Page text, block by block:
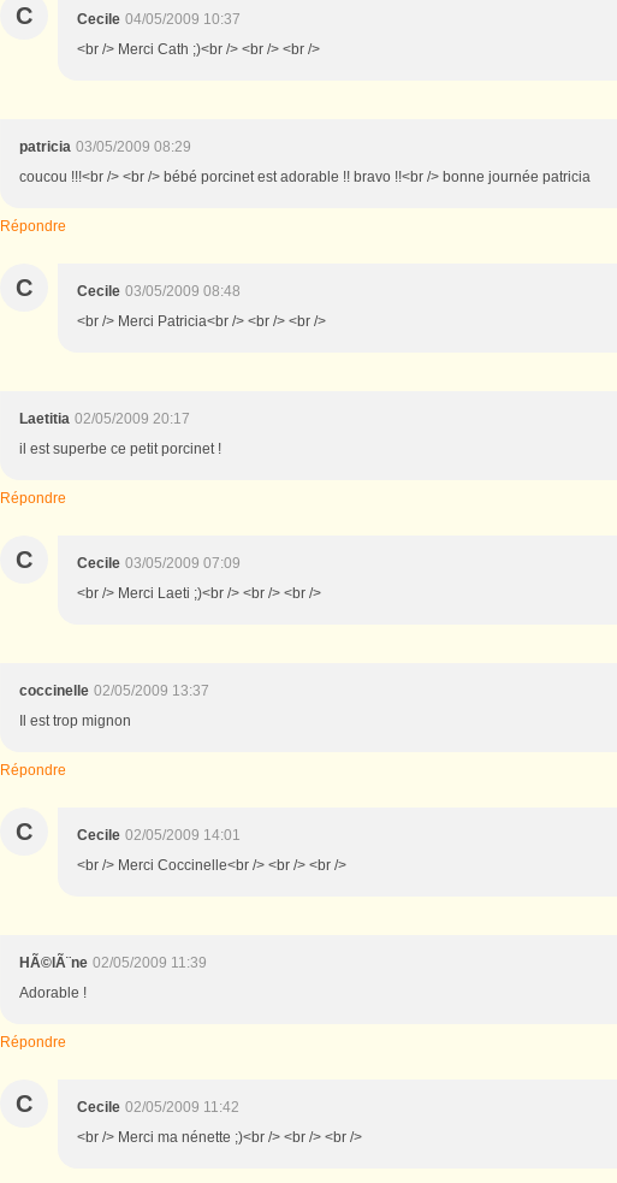
C Cecile 04/05/2009 10:37
<br /> Merci Cath ;)<br /> <br /> <br />
patricia 03/05/2009 08:29
coucou !!!<br /> <br /> bébé porcinet est adorable !! bravo !!<br /> bonne journée patricia
Répondre
C Cecile 03/05/2009 08:48
<br /> Merci Patricia<br /> <br /> <br />
Laetitia 02/05/2009 20:17
il est superbe ce petit porcinet !
Répondre
C Cecile 03/05/2009 07:09
<br /> Merci Laeti ;)<br /> <br /> <br />
coccinelle 02/05/2009 13:37
Il est trop mignon
Répondre
C Cecile 02/05/2009 14:01
<br /> Merci Coccinelle<br /> <br /> <br />
HÃ©lÃ¨ne 02/05/2009 11:39
Adorable !
Répondre
C Cecile 02/05/2009 11:42
<br /> Merci ma nénette ;)<br /> <br /> <br />